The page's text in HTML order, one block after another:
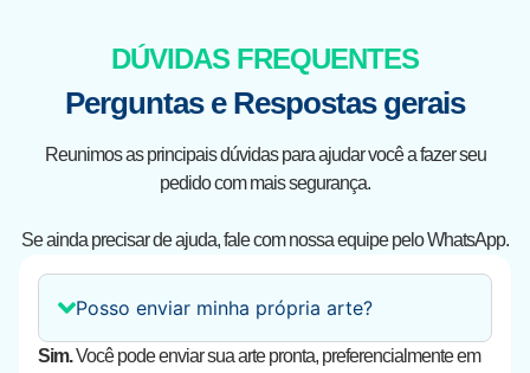
DÚVIDAS FREQUENTES
Perguntas e Respostas gerais
Reunimos as principais dúvidas para ajudar você a fazer seu
pedido com mais segurança.
Se ainda precisar de ajuda, fale com nossa equipe pelo WhatsApp.
Posso enviar minha própria arte?
Sim.Você pode enviar sua arte pronta, preferencialmente em